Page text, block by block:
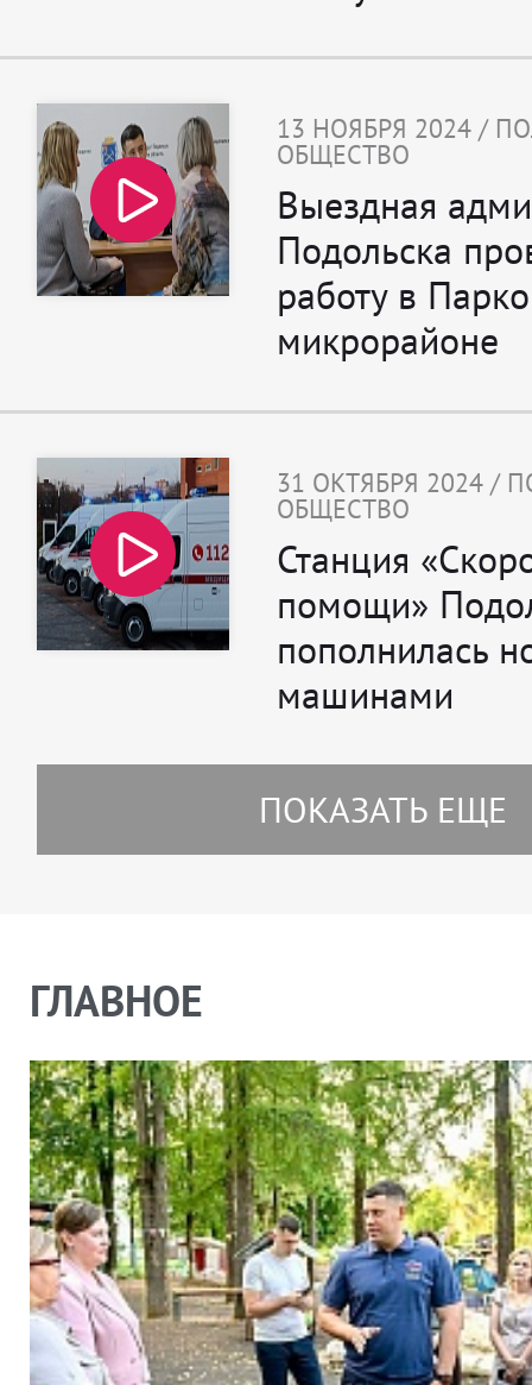
13 НОЯБРЯ 2024 /
ОБЩЕСТВО
Выездная
Подольска
работу в
микрорайоне
31 ОКТЯБРЯ 2024 /
ОБЩЕСТВО
Станция
помощи»
пополнилась
машинами
ПОКАЗАТЬ ЕЩЕ
ГЛАВНОЕ